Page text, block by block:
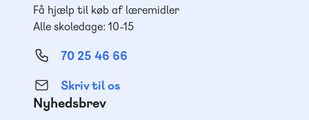
Få hjælp til køb af læremidler
Alle skoledage: 10-15
70 25 46 66
Skriv til os
Nyhedsbrev